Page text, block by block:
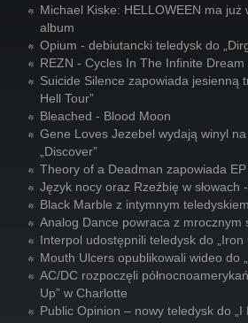
Michael Kiske: HELLOWEEN ma już
album
Opium - debiutancki teledysk do
REZN - Cycles In The Infinite Dream
Suicide Silence zapowiada jesienną
Hell Tour”
Bleached - Blood Moon
Gene Loves Jezebel wydają winyl
„Discover”
Theory of a Deadman zapowiada
Język nocy oraz Rzeźbię w słowach
Black Marble z intymnym
Analog Dance powraca z mrocznym
Interpol udostępnili teledysk do „Iron
Mouth Ulcers opublikowali wideo do
AC/DC rozpoczęli
Up” w Charlotte
Public Opinion – nowy teledysk do „I